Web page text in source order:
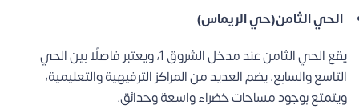
الحي الثامن(حي الريماس)
يقع الحي الثامن عند مدخل الشروق 1، ويعتبر فاصلًا بين الحي
التاسع والسابع، يضم العديد من المراكز الترفيهية والتعليمية،
ويتمتع بوجود مساحات خضراء واسعة وحدائق.